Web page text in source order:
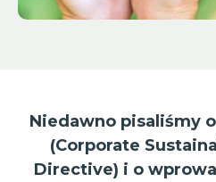
Niedawno pisaliśmy
(Corporate
Directive) i o